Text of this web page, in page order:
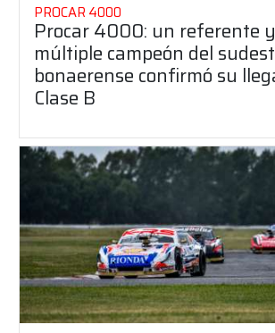
PROCAR 4000
Procar 4000: un referente y
múltiple campeón del
bonaerense confirmó su
Clase B